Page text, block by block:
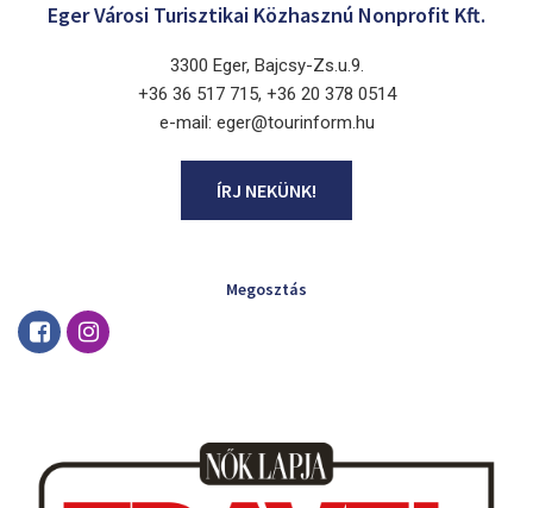
Eger Városi Turisztikai Közhasznú Nonprofit Kft.
3300 Eger, Bajcsy-Zs.u.9.
+36 36 517 715, +36 20 378 0514
e-mail: eger@tourinform.hu
ÍRJ NEKÜNK!
Megosztás